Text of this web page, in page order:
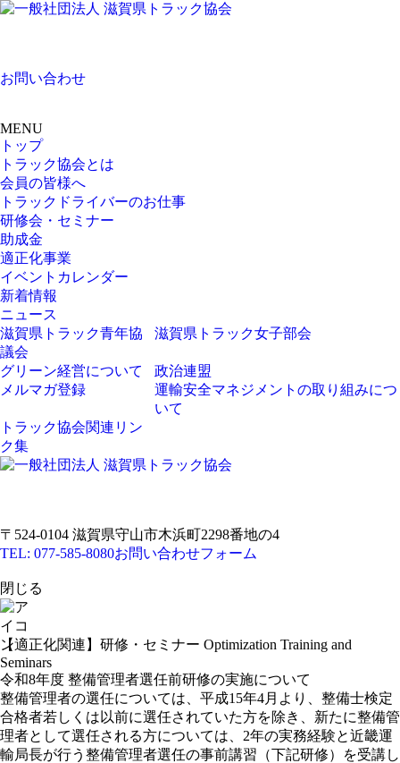
お問い合わせ
MENU
トップ
トラック協会とは
会員の皆様へ
トラックドライバーのお仕事
研修会・セミナー
助成金
適正化事業
イベントカレンダー
新着情報
ニュース
滋賀県トラック青年協
議会
滋賀県トラック女子部会
グリーン経営について
政治連盟
メルマガ登録
運輸安全マネジメントの取り組みにつ
いて
トラック協会関連リン
ク集
〒524-0104 滋賀県守山市木浜町2298番地の4
TEL: 077-585-8080お問い合わせフォーム
閉じる
【適正化関連】研修・セミナー Optimization Training and
Seminars
令和8年度 整備管理者選任前研修の実施について
整備管理者の選任については、平成15年4月より、整備士検定
合格者若しくは以前に選任されていた方を除き、新たに整備管
理者として選任される方については、2年の実務経験と近畿運
輸局長が行う整備管理者選任の事前講習（下記研修）を受講し